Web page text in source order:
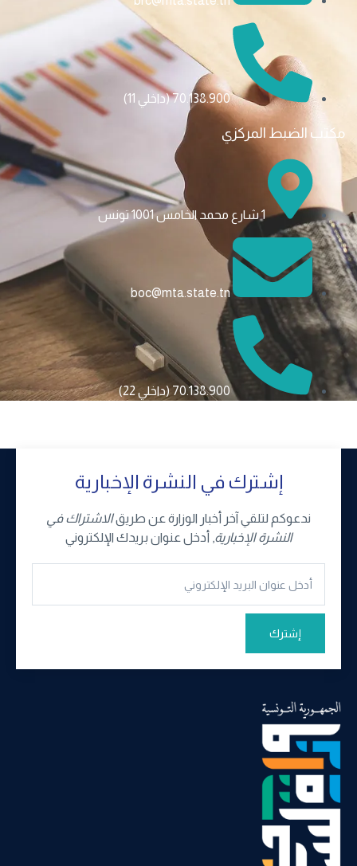
70.138.900 (داخلي 11)
الضبط المركزي
1 شارع محمد الخامس 1001 تونس
boc@mta.state.tn
70.138.900 (داخلي 22)
إشترك في النشرة الإخبارية
ندعوكم لتلقي آخر أخبار الوزارة عن طريق الاشتراك في
النشرة الإخبارية, أدخل عنوان بريدك الإلكتروني
إشترك